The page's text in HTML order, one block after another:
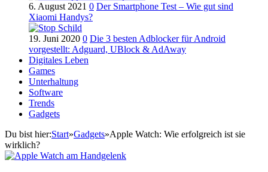
6. August 2021 0 Der Smartphone Test – Wie gut sind
Xiaomi Handys?
19. Juni 2020 0 Die 3 besten Adblocker für Android
vorgestellt: Adguard, UBlock & AdAway
Digitales Leben
Games
Unterhaltung
Software
Trends
Gadgets
Du bist hier:Start»Gadgets»Apple Watch: Wie erfolgreich ist sie
wirklich?